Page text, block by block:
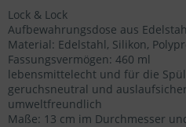
Lock & Lock
Aufbewahrungsdose aus
Material: Edelstahl, Silikon,
Fassungsvermögen: 460 ml
lebensmittelecht und für die
geruchsneutral und auslaufsicher
umweltfreundlich
Maße: 13 cm im Durchmesser